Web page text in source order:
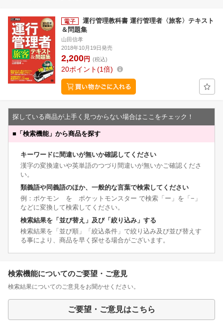
運行管理教科書 運行管理者〈旅客〉テキスト
＆問題集
山田信孝
2018年10月19日発売
2,200円 (税込)
20ポイント 1倍
探している商品が上手く見つからない場合はここをチェック！
■ 「検索機能」から商品を探す
キーワードに間違いが無いか確認してください
漢字の変換違いや英単語のつづり間違いが無いかご確認くださ
い。
類義語や同義語のほか、一般的な言葉で検索してください
例：ポケモン を ポケットモンスター で検索「ー」を「−」
などに変換して検索してください。
検索結果を「並び替え」及び「絞り込み」する
検索結果を「並び順」「絞込条件」で絞り込み及び並び替えす
る事により、商品を早く探せる場合がございます。
検索機能についてのご要望・ご意見
検索結果についてのご意見をお聞かせください。
ご要望・ご意見はこちら